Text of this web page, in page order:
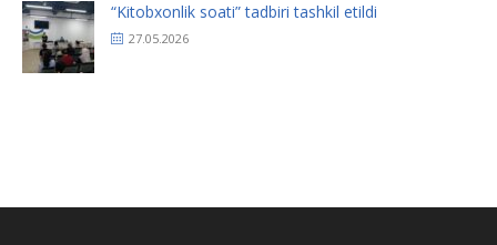
“Kitobxonlik soati” tadbiri tashkil etildi
27.05.2026